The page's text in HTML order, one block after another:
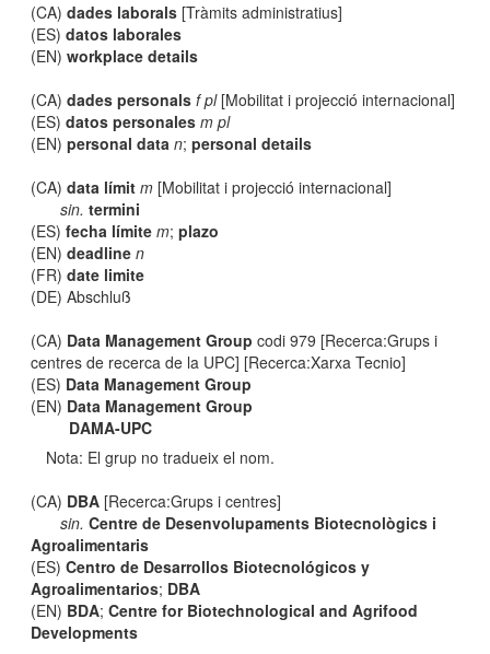
(CA)dades laborals [Tràmits administratius]
(ES)datos laborales
(EN)workplace details
(CA)dades personals f pl[Mobilitat i projecció internacional]
(ES)datos personales m pl
(EN)personal data n;personal details
(CA)data límit m [Mobilitat i projecció internacional]
sin. termini
(ES)fecha límite m;plazo
(EN)deadline n
(FR)date limite
(DE) Abschluß
(CA) Data Management Group codi 979 [Recerca:Grups i
centres de recerca de la UPC] [Recerca:Xarxa Tecnio]
(ES) Data Management Group
(EN) Data Management Group
DAMA-UPC
Nota: El grup no tradueix el nom.
(CA) DBA [Recerca:Grups i centres]
sin. Centre de Desenvolupaments Biotecnològics i
Agroalimentaris
(ES)Centro de Desarrollos Biotecnológicos y
Agroalimentarios; DBA
(EN) BDA;Centre for Biotechnological and Agrifood
Developments